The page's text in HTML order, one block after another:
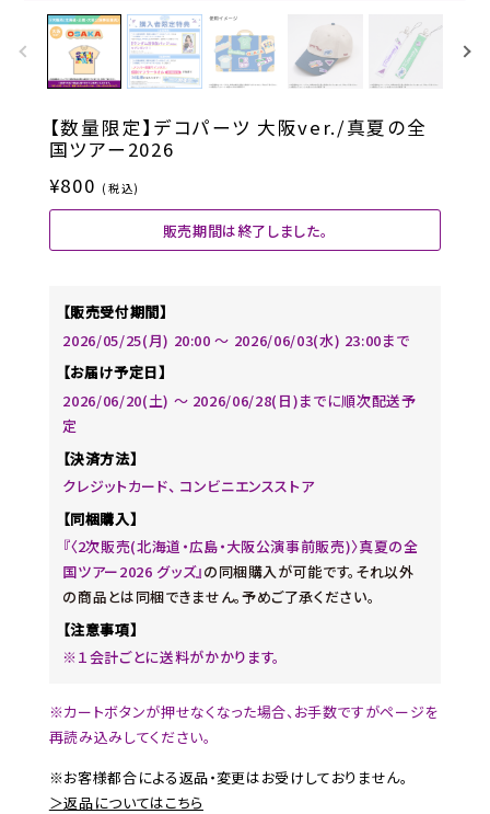
【数量限定】デコパーツ 大阪ver./真夏の全
国ツアー2026
¥800 (税込)
販売期間は終了しました。
【販売受付期間】
2026/05/25(月) 20:00 〜 2026/06/03(水) 23:00まで
【お届け予定日】
2026/06/20(土) 〜 2026/06/28(日)までに順次配送予
定
【決済方法】
クレジットカード、 コンビニエンスストア
【同梱購入】
『〈2次販売(北海道・広島・大阪公演事前販売)〉真夏の全
国ツアー2026 グッズ』の同梱購入が可能です。それ以外
の商品とは同梱できません。予めご了承ください。
【注意事項】
※１会計ごとに送料がかかります。
※カートボタンが押せなくなった場合、お手数ですがページを
再読み込みしてください。
※お客様都合による返品・変更はお受けしておりません。
＞返品についてはこちら